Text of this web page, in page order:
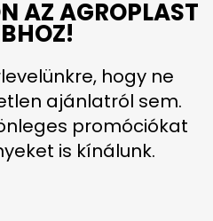
AZ AGROPLAST
hogy ne
ajánlatról sem.
promóciókat
is kínálunk.